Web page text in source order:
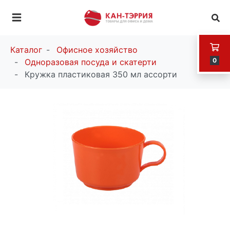
0
Каталог
Офисное хозяйство
Одноразовая посуда и скатерти
Кружка пластиковая 350 мл ассорти